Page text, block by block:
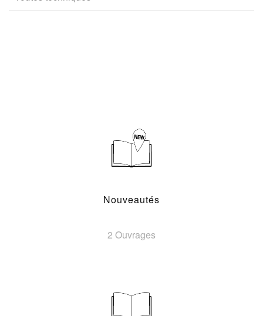
Nouveautés
2 Ouvrages